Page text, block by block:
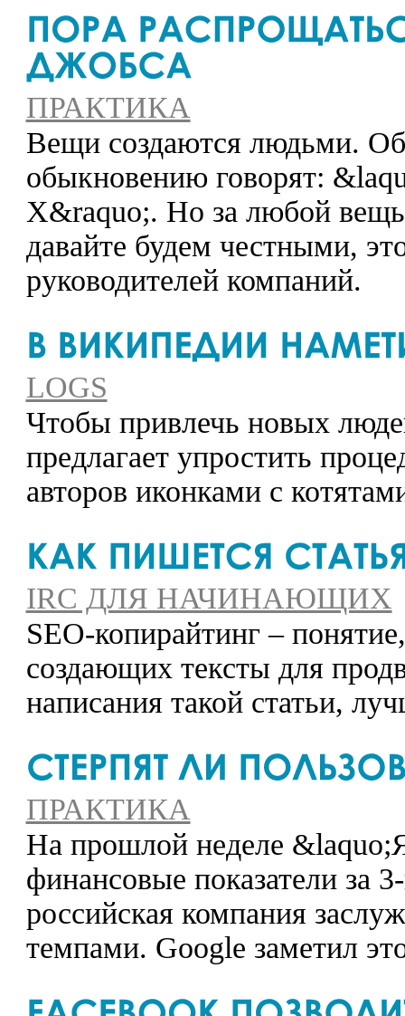
ПРАКТИКА
Вещи создаются людьми. Об
обыкновению говорят:
X&raquo;. Но за любой
давайте будем честными,
руководителей компаний.
LOGS
Чтобы привлечь новых
предлагает упростить
авторов иконками с
IRC ДЛЯ НАЧИНАЮЩИХ
SEO-копирайтинг –
создающих тексты для
написания такой статьи,
ПРАКТИКА
На прошлой неделе
финансовые показатели за
российская компания
темпами. Google заметил